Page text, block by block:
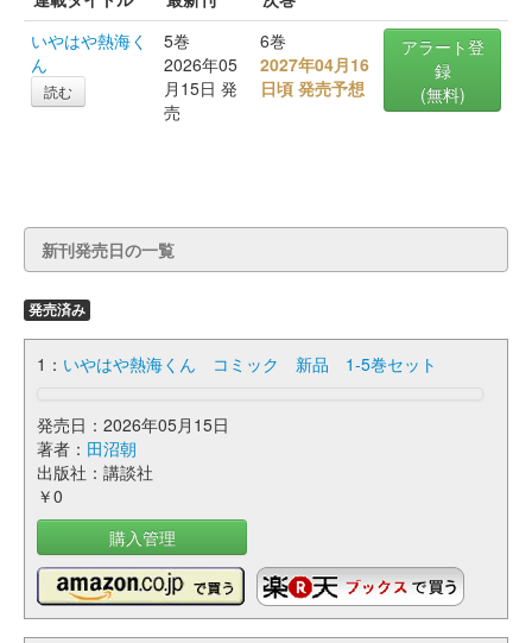
いやはや熱海く
ん
読む
5巻
2026年05
月15日 発
売
6巻
2027年04月16
日頃 発売予想
アラート登
録
(無料)
新刊発売日の一覧
発売済み
1： いやはや熱海くん コミック 新品 1-5巻セット
発売日：2026年05月15日
著者： 田沼朝
出版社：講談社
￥0
購入管理